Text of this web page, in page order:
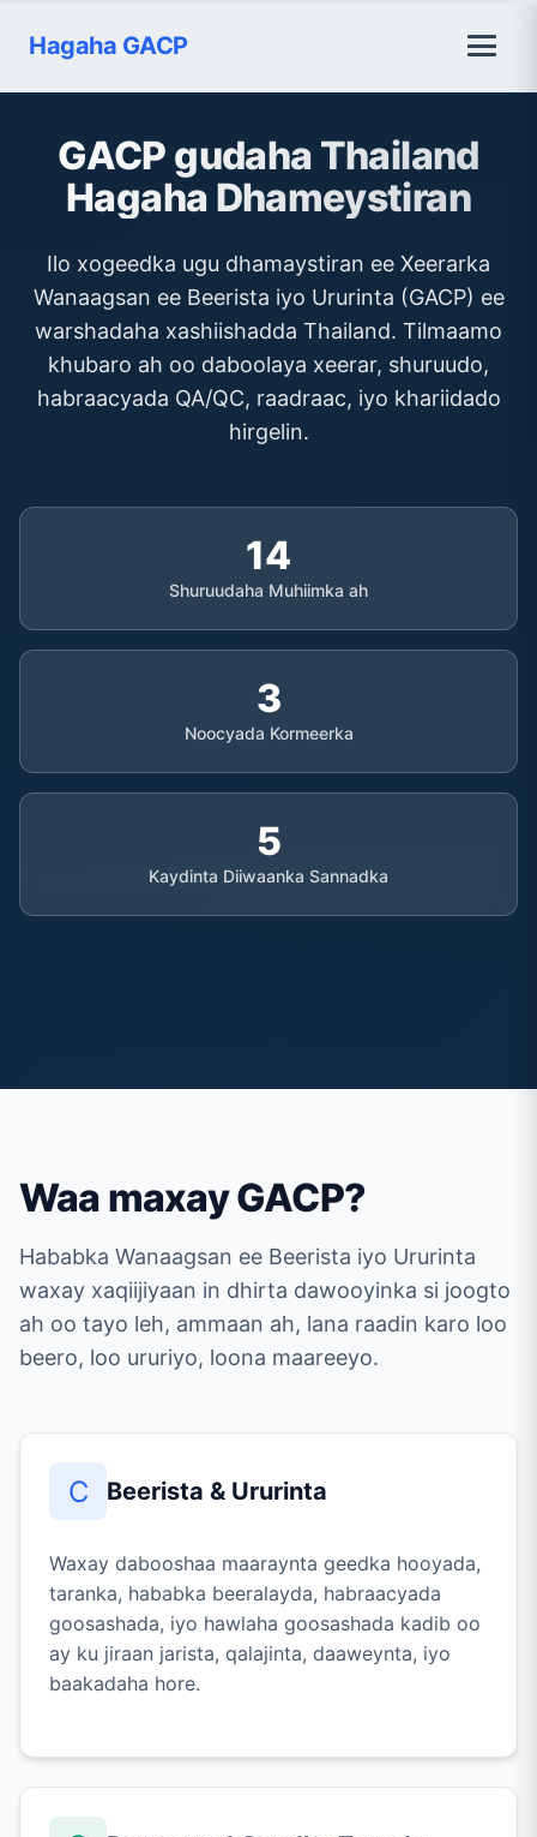
Hagaha GACP
GACP gudaha Thailand
Hagaha Dhameystiran
Ilo xogeedka ugu dhamaystiran ee Xeerarka
Wanaagsan ee Beerista iyo Ururinta (GACP) ee
warshadaha xashiishadda Thailand. Tilmaamo
khubaro ah oo daboolaya xeerar, shuruudo,
habraacyada QA/QC, raadraac, iyo khariidado
hirgelin.
14
Shuruudaha Muhiimka ah
3
Noocyada Kormeerka
5
Kaydinta Diiwaanka Sannadka
Waa maxay GACP?
Hababka Wanaagsan ee Beerista iyo Ururinta
waxay xaqiijiyaan in dhirta dawooyinka si joogto
ah oo tayo leh, ammaan ah, lana raadin karo loo
beero, loo ururiyo, loona maareeyo.
C Beerista & Ururinta
Waxay dabooshaa maaraynta geedka hooyada,
taranka, hababka beeralayda, habraacyada
goosashada, iyo hawlaha goosashada kadib oo
ay ku jiraan jarista, qalajinta, daaweynta, iyo
baakadaha hore.